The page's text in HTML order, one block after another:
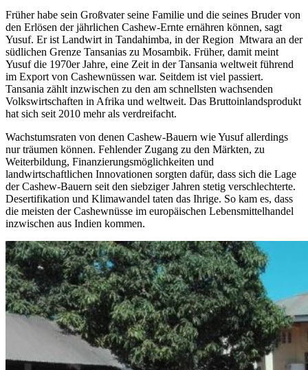
Früher habe sein Großvater seine Familie und die seines Bruder von
den Erlösen der jährlichen Cashew-Ernte ernähren können, sagt
Yusuf. Er ist Landwirt in Tandahimba, in der Region Mtwara an der
südlichen Grenze Tansanias zu Mosambik. Früher, damit meint
Yusuf die 1970er Jahre, eine Zeit in der Tansania weltweit führend
im Export von Cashewnüssen war. Seitdem ist viel passiert.
Tansania zählt inzwischen zu den am schnellsten wachsenden
Volkswirtschaften in Afrika und weltweit. Das Bruttoinlandsprodukt
hat sich seit 2010 mehr als verdreifacht.
Wachstumsraten von denen Cashew-Bauern wie Yusuf allerdings
nur träumen können. Fehlender Zugang zu den Märkten, zu
Weiterbildung, Finanzierungsmöglichkeiten und
landwirtschaftlichen Innovationen sorgten dafür, dass sich die Lage
der Cashew-Bauern seit den siebziger Jahren stetig verschlechterte.
Desertifikation und Klimawandel taten das Ihrige. So kam es, dass
die meisten der Cashewnüsse im europäischen Lebensmittelhandel
inzwischen aus Indien kommen.